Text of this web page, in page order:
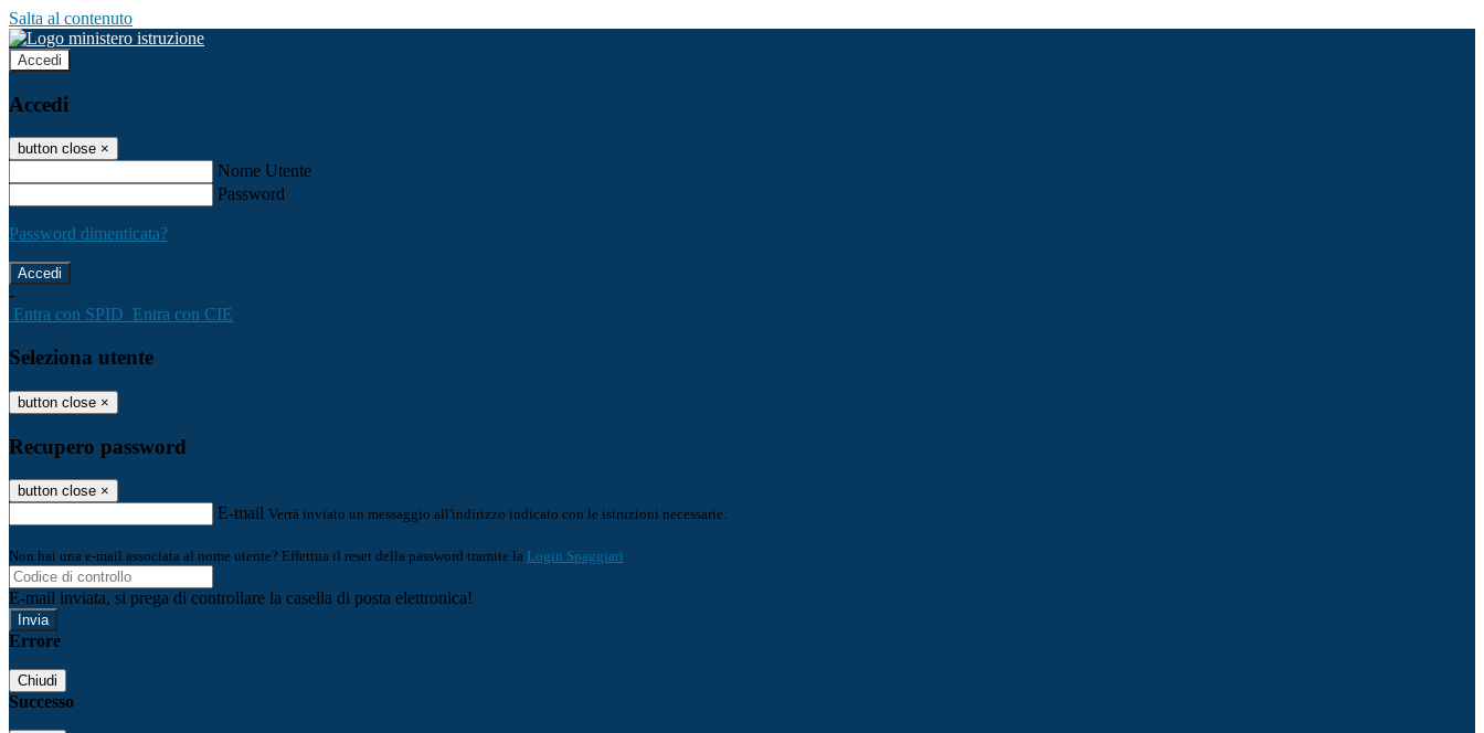
Salta al contenuto
Accedi
Accedi
button close ×
Nome Utente
Password
Password dimenticata?
-
Entra con SPID Entra con CIE
Seleziona utente
button close ×
Recupero password
button close ×
E-mail Verrà inviato un messaggio all'indirizzo indicato con le istruzioni necessarie.
Non hai una e-mail associata al nome utente? Effettua il reset della password tramite la Login Spaggiari
E-mail inviata, si prega di controllare la casella di posta elettronica!
Errore
Chiudi
Successo